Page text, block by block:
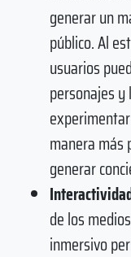
generar un
público. Al
usuarios
personajes
manera más
generar
de los
inmersivo